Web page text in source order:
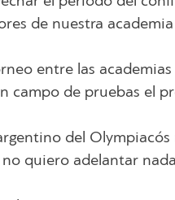
de nuestra
entre las
campo de pruebas el
del
quiero adelantar